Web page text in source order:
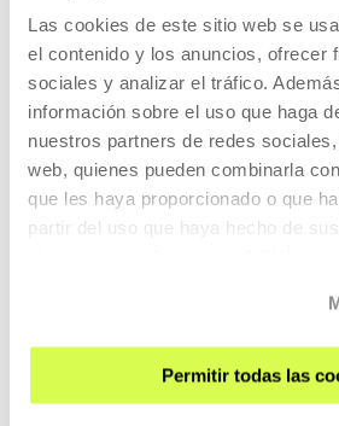
Las cookies de este sitio web se
el contenido y los anuncios, ofrecer
sociales y analizar el tráfico.
información sobre el uso que haga
nuestros partners de redes
web, quienes pueden combinarla
que les haya proporcionado o que
partir del uso que haya hecho de
Permitir todas las
SIGN UP FOR THE NEWSLETTER
UPCOMING EVENTS
CONTACT AND OPENING TIMES
GETTING HERE